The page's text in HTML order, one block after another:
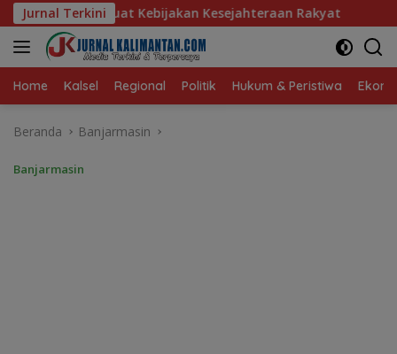
Langsung
ke
konten
Jurnal Terkini
Kesejahteraan Rakyat Baru 10 Persen, Aktivasi
Home Kalsel Regional Politik Hukum & Peristiwa
Beranda Banjarmasin
Banjarmasin